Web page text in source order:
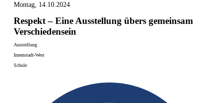
Montag, 14.10.2024
Respekt – Eine Ausstellung übers gemeinsam
Verschiedensein
Ausstellung
Innenstadt-West
Schule